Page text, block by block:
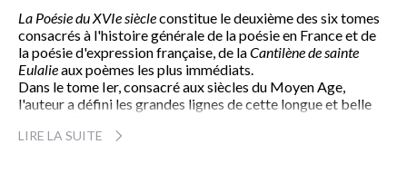
La Poésie du XVIe siècleconstitue le deuxième des six tomes
consacrés à l'histoire générale de la poésie en France et de
la poésie d'expression française, de laCantilène de sainte
Eulalieaux poèmes les plus immédiats.
Dans le tome Ier, consacré aux siècles du Moyen Age,
l'auteur a défini les grandes lignes de cette longue et belle
« ... Cette "Poésie" aux mille définitions, toujours belles,
LIRE LA SUITE